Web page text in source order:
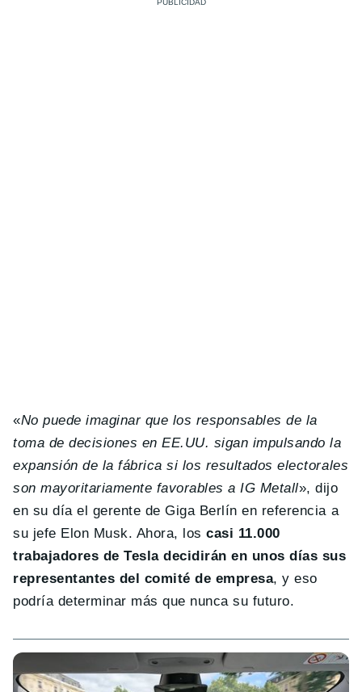
«No puede imaginar que los responsables de la
toma de decisiones en EE.UU. sigan impulsando la
expansión de la fábrica si los resultados electorales
son mayoritariamente favorables a IG Metall», dijo
en su día el gerente de Giga Berlín en referencia a
su jefe Elon Musk. Ahora, loscasi 11.000
trabajadores de Tesla decidirán en unos días sus
representantes del comité de empresa, y eso
podría determinar más que nunca su futuro.